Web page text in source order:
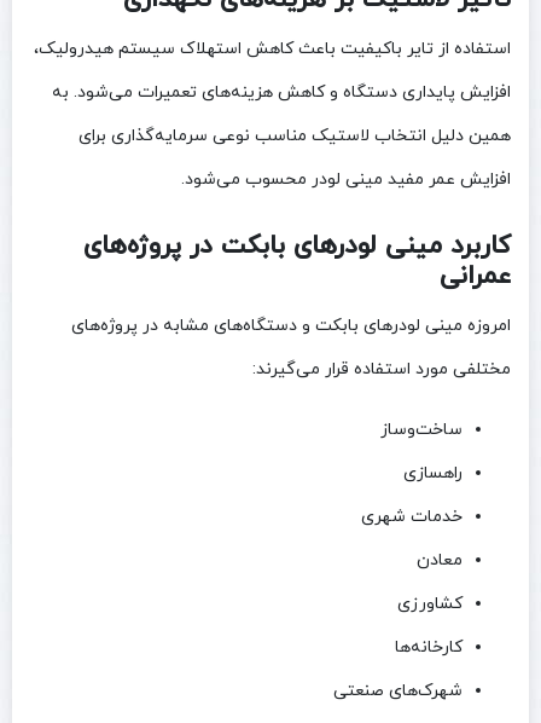
استفاده از تایر باکیفیت باعث کاهش استهلاک سیستم هیدرولیک،
افزایش پایداری دستگاه و کاهش هزینه‌های تعمیرات می‌شود. به
همین دلیل انتخاب لاستیک مناسب نوعی سرمایه‌گذاری برای
افزایش عمر مفید مینی لودر محسوب می‌شود.
کاربرد مینی لودرهای بابکت در پروژه‌های
عمرانی
امروزه مینی لودرهای بابکت و دستگاه‌های مشابه در پروژه‌های
مختلفی مورد استفاده قرار می‌گیرند:
ساخت‌وساز
راهسازی
خدمات شهری
معادن
کشاورزی
کارخانه‌ها
شهرک‌های صنعتی